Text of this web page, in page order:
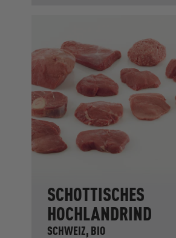
SCHOTTISCHES
HOCHLANDRIND
SCHWEIZ, BIO